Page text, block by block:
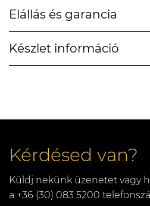
Elállás és garancia
Készlet információ
Kérdésed van?
Küldj nekünk üzenetet vagy
a +36 (30) 083 5200